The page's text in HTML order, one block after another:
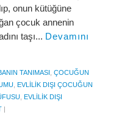
onun kütüğüne
çocuk annenin
taşı... Devamını
TANIMASI ÇOCUĞUN
EVLILIK DIŞI ÇOCUĞUN
EVLILIK DIŞI
|